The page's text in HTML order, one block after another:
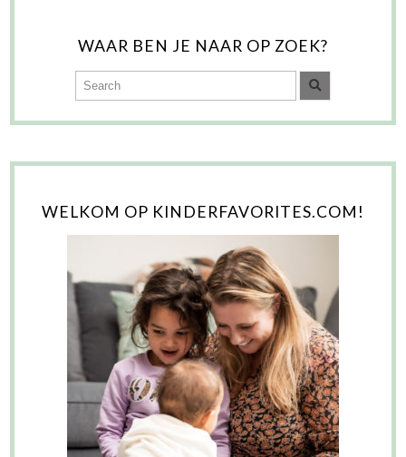
WAAR BEN JE NAAR OP ZOEK?
WELKOM OP KINDERFAVORITES.COM!